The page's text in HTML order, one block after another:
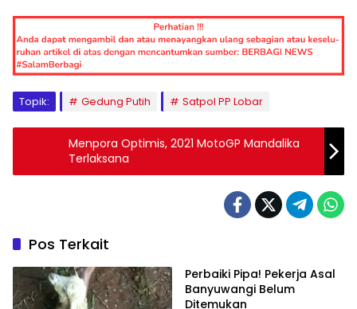
Topik: Gedung Putih Satpol PP Lobar
Menpora Optimis, 2021 MotoGP Mandalika
Terlaksana
Pos Terkait
Perbaiki Pipa! Pekerja Asal
Banyuwangi Belum
Ditemukan